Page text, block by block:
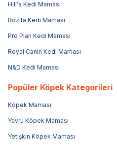
Hill's Kedi Maması
Bozita Kedi Maması
Pro Plan Kedi Maması
Royal Canin Kedi Maması
N&D Kedi Maması
Popüler Köpek Kategorileri
Köpek Maması
Yavru Köpek Maması
Yetişkin Köpek Maması